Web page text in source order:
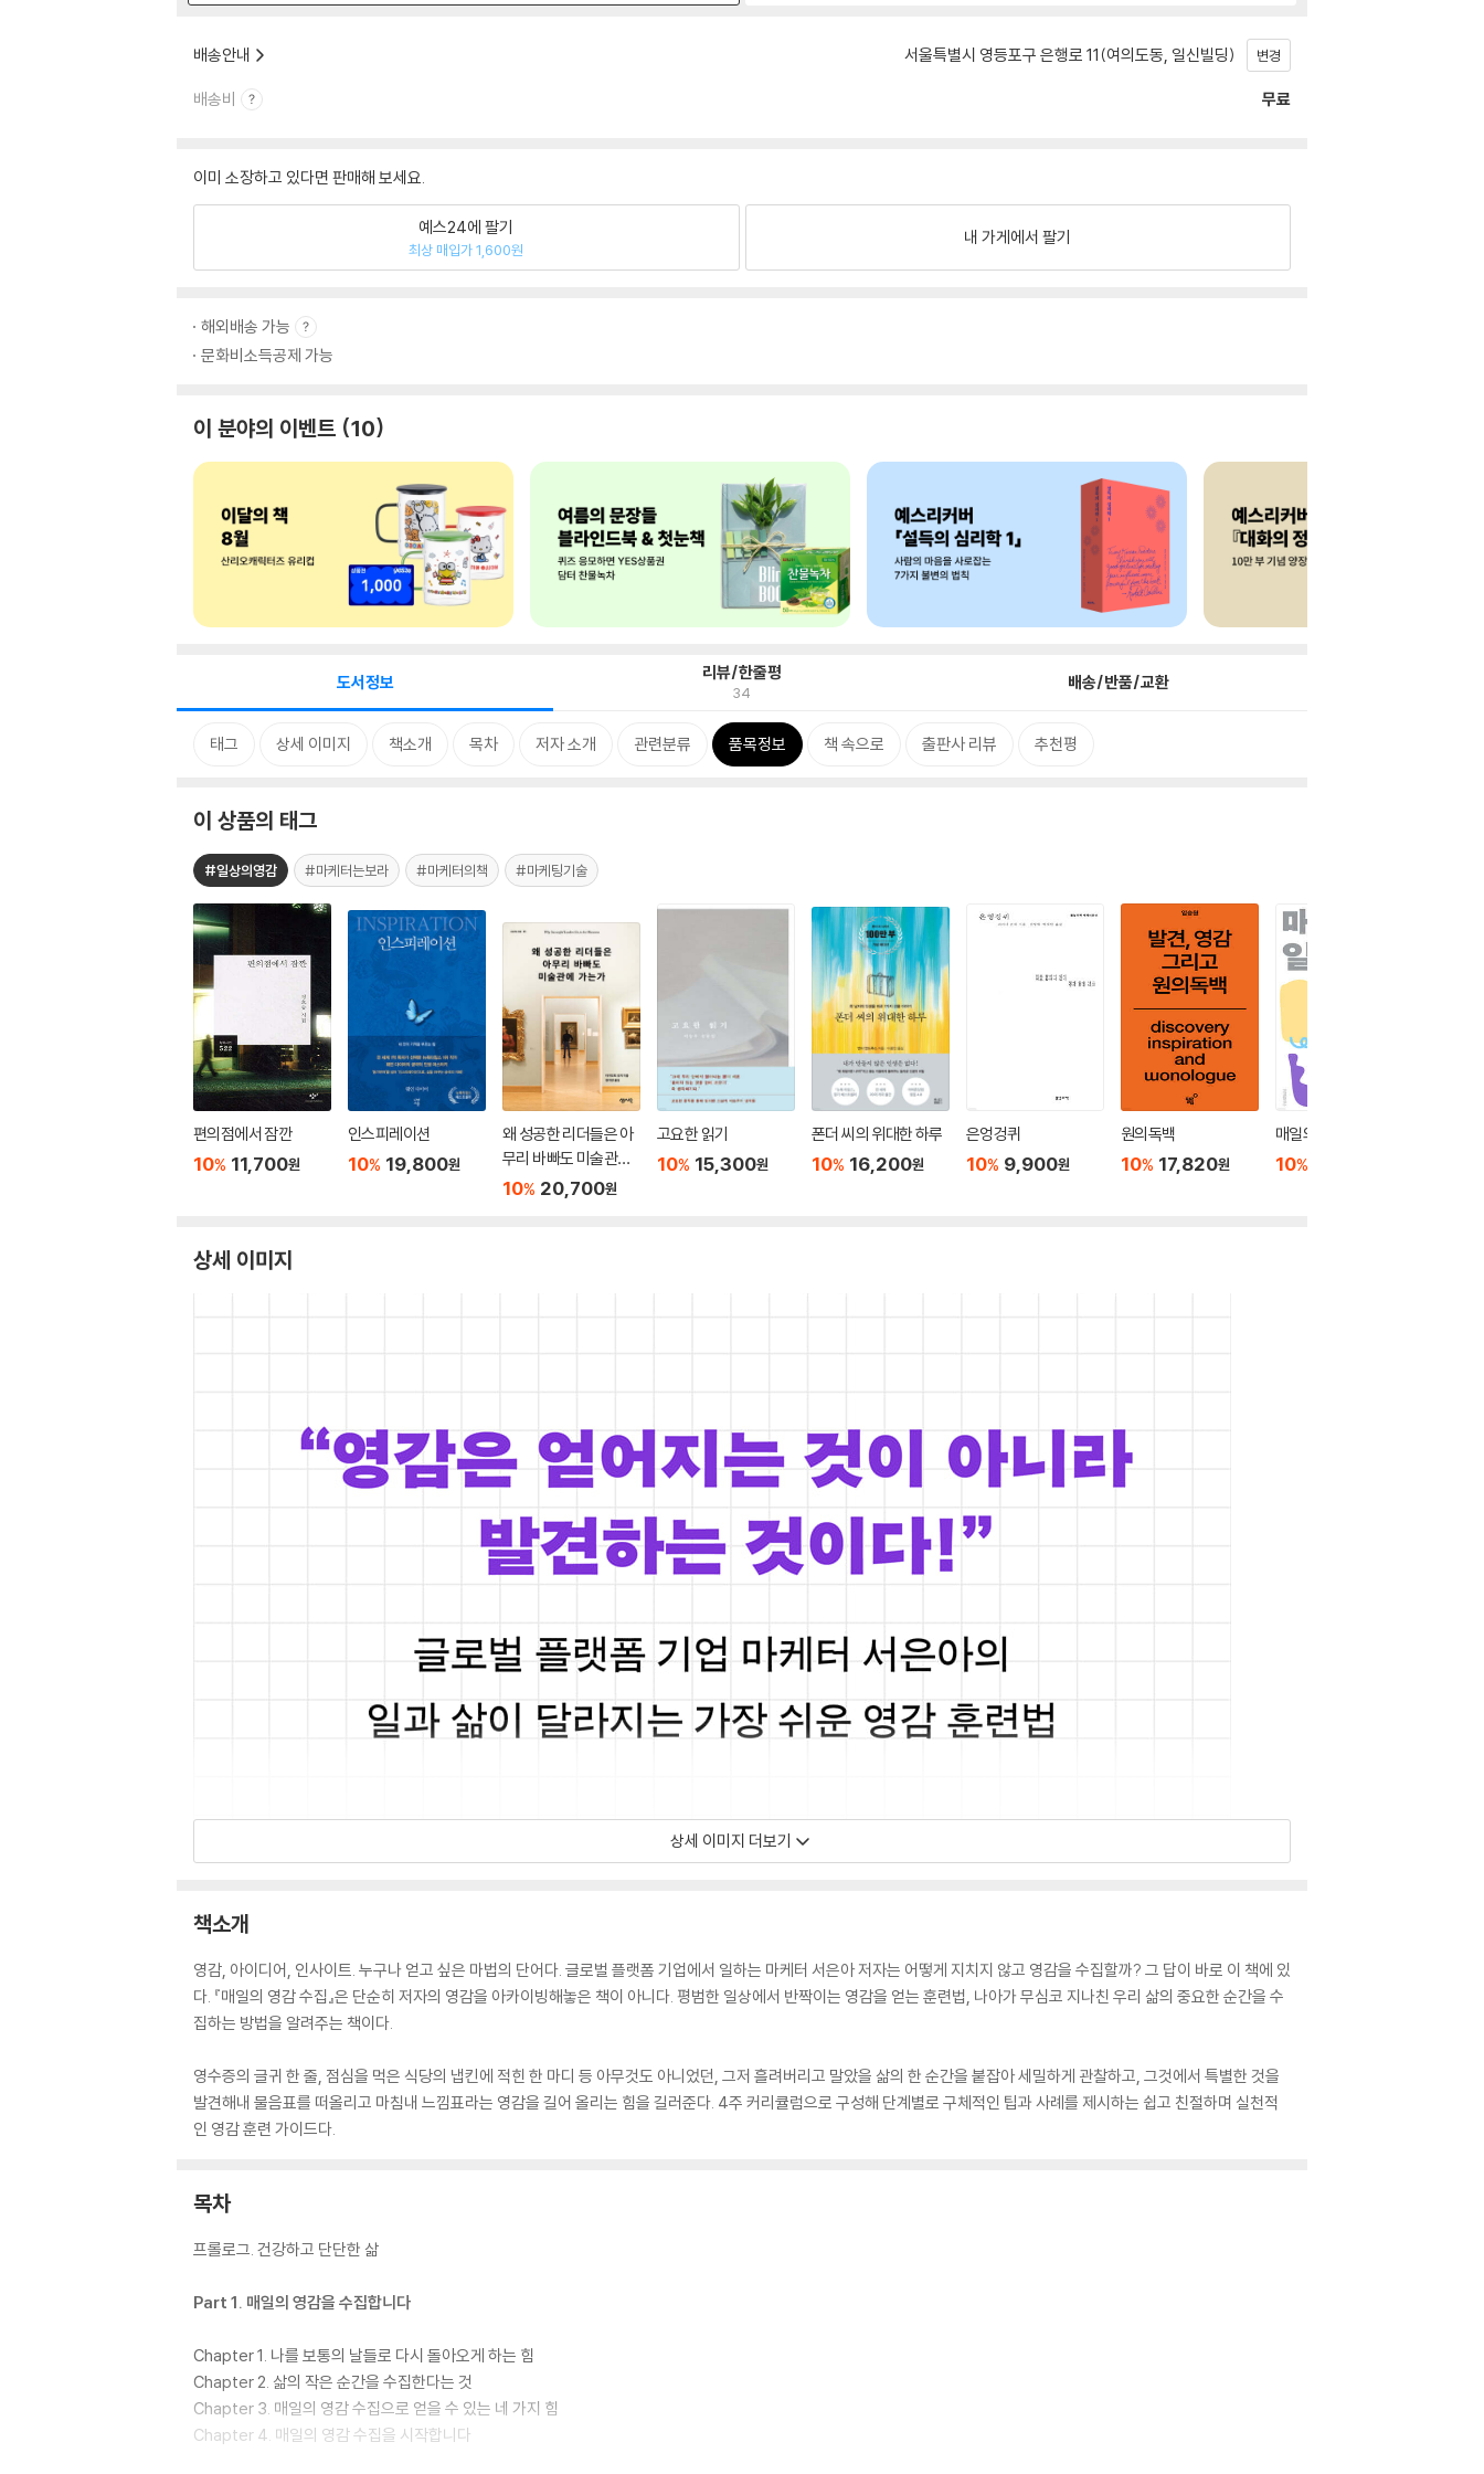
배송안내 서울특별시 영등포구 은행로 11(여의도동, 일신빌딩) 변경
배송비 무료
이미 소장하고 있다면 판매해 보세요.
예스24에 팔기
최상 매입가 1,600원
내 가게에서 팔기
해외배송 가능
문화비소득공제 가능
이 분야의 이벤트 10
도서정보 리뷰/한줄평
34 배송/반품/교환
태그 상세 이미지 책소개 목차 저자 소개 관련분류 품목정보 책 속으로 출판사 리뷰 추천평
이 상품의 태그
#일상의영감 #마케터는보라 #마케터의책 #마케팅기술
편의점에서 잠깐
10% 11,700원
인스피레이션
10% 19,800원
왜 성공한 리더들은 아
무리 바빠도 미술관에
가는가
10% 20,700원
고요한 읽기
10% 15,300원
폰더 씨의 위대한 하루
10% 16,200원
은엉겅퀴
10% 9,900원
원의독백
10% 17,820원
매일의 영감 수집
10%
상세 이미지
상세 이미지 더보기
책소개
영감, 아이디어, 인사이트. 누구나 얻고 싶은 마법의 단어다. 글로벌 플랫폼 기업에서 일하는 마케터 서은아 저자는 어떻게 지치지 않고 영감을 수집할까? 그 답이 바로 이 책에 있
다. 『매일의 영감 수집』은 단순히 저자의 영감을 아카이빙해놓은 책이 아니다. 평범한 일상에서 반짝이는 영감을 얻는 훈련법, 나아가 무심코 지나친 우리 삶의 중요한 순간을 수
집하는 방법을 알려주는 책이다.
영수증의 글귀 한 줄, 점심을 먹은 식당의 냅킨에 적힌 한 마디 등 아무것도 아니었던, 그저 흘려버리고 말았을 삶의 한 순간을 붙잡아 세밀하게 관찰하고, 그것에서 특별한 것을
발견해내 물음표를 떠올리고 마침내 느낌표라는 영감을 길어 올리는 힘을 길러준다. 4주 커리큘럼으로 구성해 단계별로 구체적인 팁과 사례를 제시하는 쉽고 친절하며 실천적
인 영감 훈련 가이드다.
목차
프롤로그. 건강하고 단단한 삶
Part 1. 매일의 영감을 수집합니다
Chapter 1. 나를 보통의 날들로 다시 돌아오게 하는 힘
Chapter 2. 삶의 작은 순간을 수집한다는 것
Chapter 3. 매일의 영감 수집으로 얻을 수 있는 네 가지 힘
Chapter 4. 매일의 영감 수집을 시작합니다